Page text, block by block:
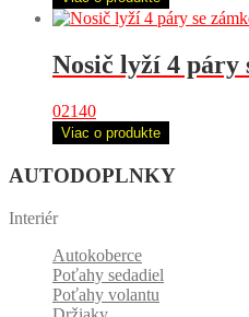
Nosič lyží 4 páry
02140
Viac o produkte
AUTODOPLNKY
Interiér
Autokoberce
Poťahy sedadiel
Poťahy volantu